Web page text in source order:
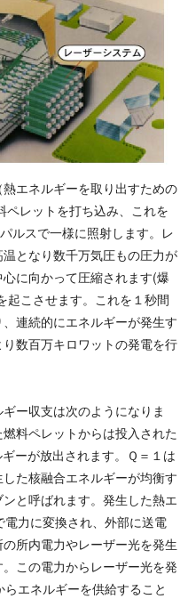
エネルギーを取り出すための
レットを打ち込み、これを
ルスで一様に照射します。レ
となり数千万気圧もの圧力が
に向かって圧縮されます(爆
起こさせます。これを１秒間
連続的にエネルギーが発生す
数百万キロワットの発電を行
ー収支は次のようになりま
料ペレットからは投入された
ーが放出されます。Ｑ＝１は
た核融合エネルギーが均衡す
と呼ばれます。発生した熱エ
力に変換され、外部に送電
所内電力やレーザー光を発生
この電力からレーザー光を発
エネルギーを供給すること